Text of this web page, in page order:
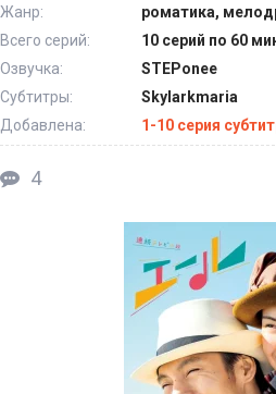
Жанр:
роматика,
Всего серий:
10 серий по 60
Озвучка:
STEPonee
Субтитры:
Skylarkmaria
Добавлена:
1-10 серия
4